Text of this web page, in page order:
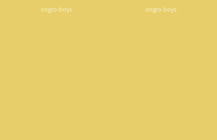
ongro boys ongro boys